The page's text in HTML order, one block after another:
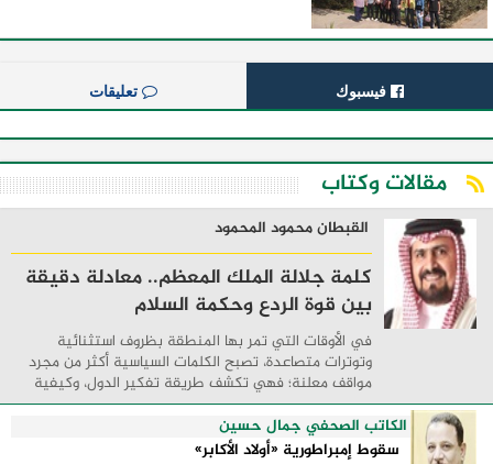
فيسبوك تعليقات
مقالات وكتاب
القبطان محمود المحمود
كلمة جلالة الملك المعظم.. معادلة دقيقة
بين قوة الردع وحكمة السلام
في الأوقات التي تمر بها المنطقة بظروف استثنائية
وتوترات متصاعدة، تصبح الكلمات السياسية أكثر من مجرد
مواقف معلنة؛ فهي تكشف طريقة تفكير الدول، وكيفية
إدارتها للأزمات، والحدود التي تفصل بين القوة ...
الكاتب الصحفي جمال حسين
سقوط إمبراطورية «أولاد الأكابر»